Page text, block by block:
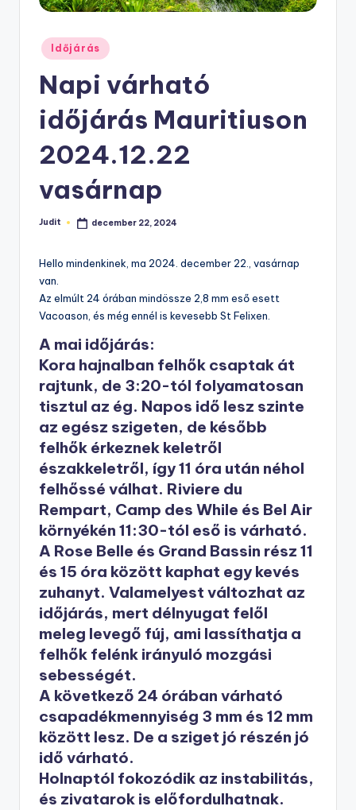
Posted
in
Időjárás
Napi várható
időjárás Mauritiuson
2024.12.22
vasárnap
Posted
Judit december 22, 2024
Hello mindenkinek, ma 2024. december 22., vasárnap
van.
Az elmúlt 24 órában mindössze 2,8 mm eső esett
Vacoason, és még ennél is kevesebb St Felixen.
A mai időjárás:
Kora hajnalban felhők csaptak át
rajtunk, de 3:20-tól folyamatosan
tisztul az ég. Napos idő lesz szinte
az egész szigeten, de később
felhők érkeznek keletről
északkeletről, így 11 óra után néhol
felhőssé válhat. Riviere du
Rempart, Camp des While és Bel Air
környékén 11:30-tól eső is várható.
A Rose Belle és Grand Bassin rész 11
és 15 óra között kaphat egy kevés
zuhanyt. Valamelyest változhat az
időjárás, mert délnyugat felől
meleg levegő fúj, ami lassíthatja a
felhők felénk irányuló mozgási
sebességét.
A következő 24 órában várható
csapadékmennyiség 3 mm és 12 mm
között lesz. De a sziget jó részén jó
idő várható.
Holnaptól fokozódik az instabilitás,
és zivatarok is előfordulhatnak.